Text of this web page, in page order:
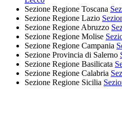
Sezione Regione Toscana
Sezione Regione Lazio
Sezione Regione Abruzzo
Sezione Regione Molise
Sezione Regione Campania
Sezione Provincia di Salerno
Sezione Regione Basilicata
Sezione Regione Calabria
Sezione Regione Sicilia